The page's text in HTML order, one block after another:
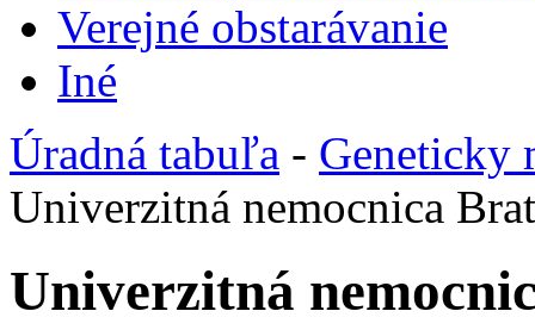
Verejné obstarávanie
Iné
Úradná tabuľa - Geneticky
Univerzitná nemocnica
Univerzitná